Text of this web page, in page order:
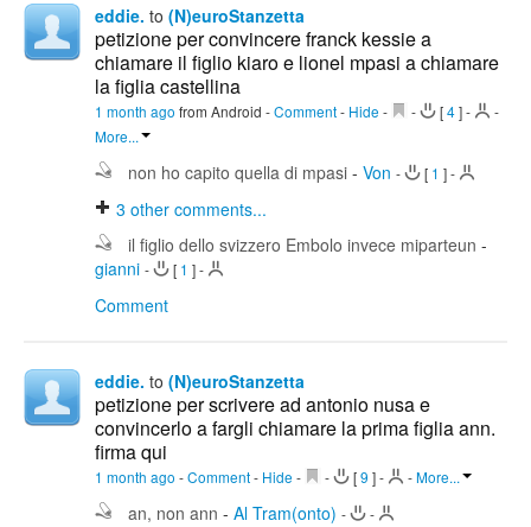
eddie. to (N)euroStanzetta
petizione per convincere franck kessie a
chiamare il figlio kiaro e lionel mpasi a chiamare
la figlia castellina
1 month ago from Android -Comment- Hide - - [4]-
-
More...
non ho capito quella di mpasi - Von - [ 1 ]-
3 other comments...
il figlio dello svizzero Embolo invece miparteun -
gianni - [ 1 ]-
Comment
eddie. to (N)euroStanzetta
petizione per scrivere ad antonio nusa e
convincerlo a fargli chiamare la prima figlia ann.
firma qui
1 month ago -Comment- Hide - - [9 ]- -More...
an, non ann - Al Tram(onto) - -